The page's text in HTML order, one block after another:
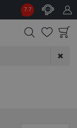
7.7
aan wensenlijst